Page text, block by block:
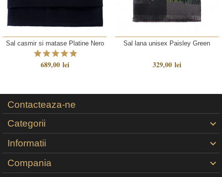
Sal casmir si matase Platine Nero
689,00 lei
Sal lana unisex Paisley Green
329,00 lei
Contacteaza-ne
Categorii

Informatii 
Compania 